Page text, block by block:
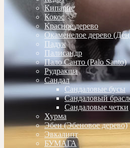
Кипарис
Кокос
Красное дерево
Окаменелое дерево
Падук
Палисандр
Пало Санто (Palo Santo)
Рудракша
Сандал
Сандаловые бусы
Сандаловый
Сандаловые четки
Хурма
Эбен (Эбеновое дерево)
Эвкалипт
БУМАГА